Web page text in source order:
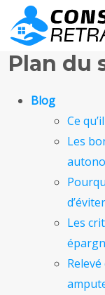
Plan du
Blog
Ce
Les
Les